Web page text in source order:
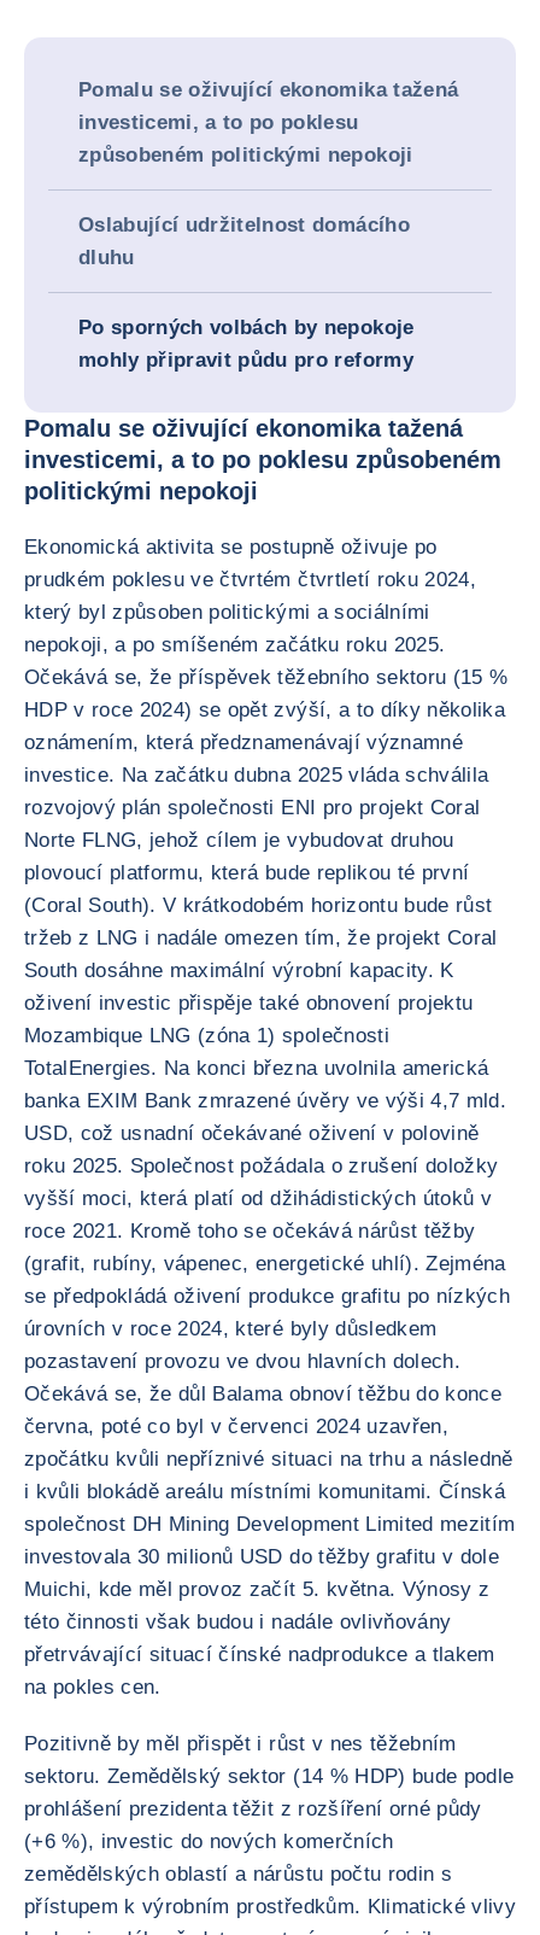
Pomalu se oživující ekonomika tažená
investicemi, a to po poklesu
způsobeném politickými nepokoji
Oslabující udržitelnost domácího
dluhu
Po sporných volbách by nepokoje
mohly připravit půdu pro reformy
Pomalu se oživující ekonomika tažená
investicemi, a to po poklesu způsobeném
politickými nepokoji
Ekonomická aktivita se postupně oživuje po
prudkém poklesu ve čtvrtém čtvrtletí roku 2024,
který byl způsoben politickými a sociálními
nepokoji, a po smíšeném začátku roku 2025.
Očekává se, že příspěvek těžebního sektoru (15 %
HDP v roce 2024) se opět zvýší, a to díky několika
oznámením, která předznamenávají významné
investice. Na začátku dubna 2025 vláda schválila
rozvojový plán společnosti ENI pro projekt Coral
Norte FLNG, jehož cílem je vybudovat druhou
plovoucí platformu, která bude replikou té první
(Coral South). V krátkodobém horizontu bude růst
tržeb z LNG i nadále omezen tím, že projekt Coral
South dosáhne maximální výrobní kapacity. K
oživení investic přispěje také obnovení projektu
Mozambique LNG (zóna 1) společnosti
TotalEnergies. Na konci března uvolnila americká
banka EXIM Bank zmrazené úvěry ve výši 4,7 mld.
USD, což usnadní očekávané oživení v polovině
roku 2025. Společnost požádala o zrušení doložky
vyšší moci, která platí od džihádistických útoků v
roce 2021. Kromě toho se očekává nárůst těžby
(grafit, rubíny, vápenec, energetické uhlí). Zejména
se předpokládá oživení produkce grafitu po nízkých
úrovních v roce 2024, které byly důsledkem
pozastavení provozu ve dvou hlavních dolech.
Očekává se, že důl Balama obnoví těžbu do konce
června, poté co byl v červenci 2024 uzavřen,
zpočátku kvůli nepříznivé situaci na trhu a následně
i kvůli blokádě areálu místními komunitami. Čínská
společnost DH Mining Development Limited mezitím
investovala 30 milionů USD do těžby grafitu v dole
Muichi, kde měl provoz začít 5. května. Výnosy z
této činnosti však budou i nadále ovlivňovány
přetrvávající situací čínské nadprodukce a tlakem
na pokles cen.
Pozitivně by měl přispět i růst v nes těžebním
sektoru. Zemědělský sektor (14 % HDP) bude podle
prohlášení prezidenta těžit z rozšíření orné půdy
(+6 %), investic do nových komerčních
zemědělských oblastí a nárůstu počtu rodin s
přístupem k výrobním prostředkům. Klimatické vlivy